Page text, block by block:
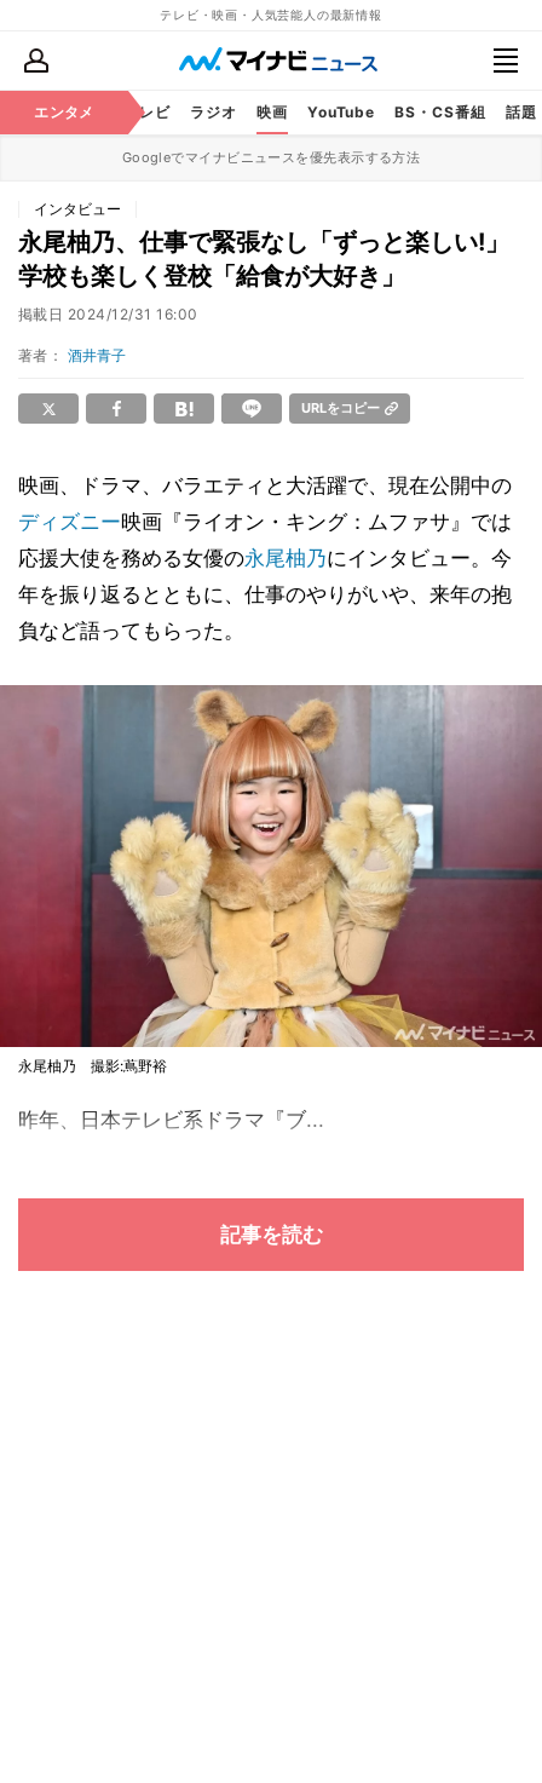
テレビ・映画・人気芸能人の最新情報
エンタメ
芸能 テレビ ラジオ 映画 YouTube BS・CS番組 話題
Googleでマイナビニュースを優先表示する方法
インタビュー
永尾柚乃、仕事で緊張なし「ずっと楽しい!」
学校も楽しく登校「給食が大好き」
掲載日 2024/12/31 16:00
著者： 酒井青子
URLをコピー
映画、ドラマ、バラエティと大活躍で、現在公開中の
ディズニー映画『ライオン・キング：ムファサ』では
応援大使を務める女優の永尾柚乃にインタビュー。今
年を振り返るとともに、仕事のやりがいや、来年の抱
負など語ってもらった。
永尾柚乃 撮影:蔦野裕
昨年、日本テレビ系ドラマ『ブ...
記事を読む